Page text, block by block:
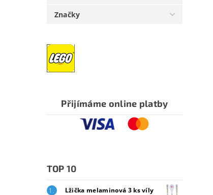
Značky
Přijímáme online platby
TOP 10
Lžička melaminová 3 ks víly